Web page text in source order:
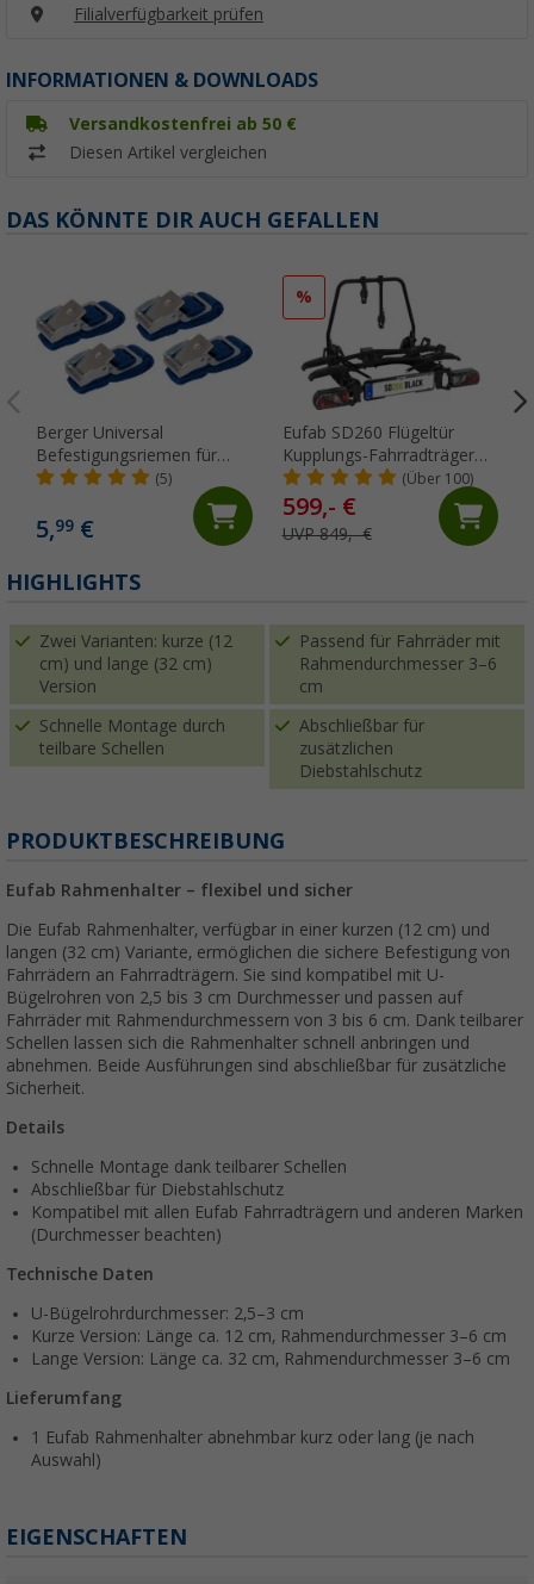
Filialverfügbarkeit prüfen
INFORMATIONEN & DOWNLOADS
Versandkostenfrei ab 50 €
Diesen Artikel vergleichen
DAS KÖNNTE DIR AUCH GEFALLEN
Berger Universal
Befestigungsriemen für
Fahrradträger 4er Set
(5)
5,99 €
%
Eufab SD260 Flügeltür
Kupplungs-Fahrradträger
für 2 Fahrräder, E-Bike
geeignet Schwarz
(Über 100)
599,- €
UVP 849,- €
HIGHLIGHTS
Zwei Varianten: kurze (12
cm) und lange (32 cm)
Version
Passend für Fahrräder mit
Rahmendurchmesser 3–6
cm
Schnelle Montage durch
teilbare Schellen
Abschließbar für
zusätzlichen
Diebstahlschutz
PRODUKTBESCHREIBUNG
Eufab Rahmenhalter – flexibel und sicher
Die Eufab Rahmenhalter, verfügbar in einer kurzen (12 cm) und
langen (32 cm) Variante, ermöglichen die sichere Befestigung von
Fahrrädern an Fahrradträgern. Sie sind kompatibel mit U-
Bügelrohren von 2,5 bis 3 cm Durchmesser und passen auf
Fahrräder mit Rahmendurchmessern von 3 bis 6 cm. Dank teilbarer
Schellen lassen sich die Rahmenhalter schnell anbringen und
abnehmen. Beide Ausführungen sind abschließbar für zusätzliche
Sicherheit.
Details
Schnelle Montage dank teilbarer Schellen
Abschließbar für Diebstahlschutz
Kompatibel mit allen Eufab Fahrradträgern und anderen Marken
(Durchmesser beachten)
Technische Daten
U-Bügelrohrdurchmesser: 2,5–3 cm
Kurze Version: Länge ca. 12 cm, Rahmendurchmesser 3–6 cm
Lange Version: Länge ca. 32 cm, Rahmendurchmesser 3–6 cm
Lieferumfang
1 Eufab Rahmenhalter abnehmbar kurz oder lang (je nach
Auswahl)
EIGENSCHAFTEN